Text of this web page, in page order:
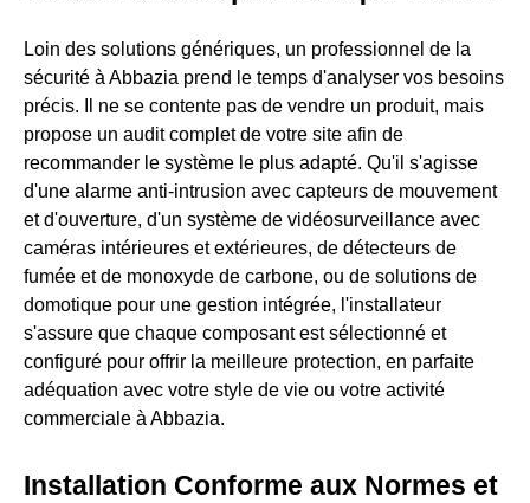
Loin des solutions génériques, un professionnel de la
sécurité à Abbazia prend le temps d'analyser vos besoins
précis. Il ne se contente pas de vendre un produit, mais
propose un audit complet de votre site afin de
recommander le système le plus adapté. Qu'il s'agisse
d'une alarme anti-intrusion avec capteurs de mouvement
et d'ouverture, d'un système de vidéosurveillance avec
caméras intérieures et extérieures, de détecteurs de
fumée et de monoxyde de carbone, ou de solutions de
domotique pour une gestion intégrée, l'installateur
s'assure que chaque composant est sélectionné et
configuré pour offrir la meilleure protection, en parfaite
adéquation avec votre style de vie ou votre activité
commerciale à Abbazia.
Installation Conforme aux Normes et